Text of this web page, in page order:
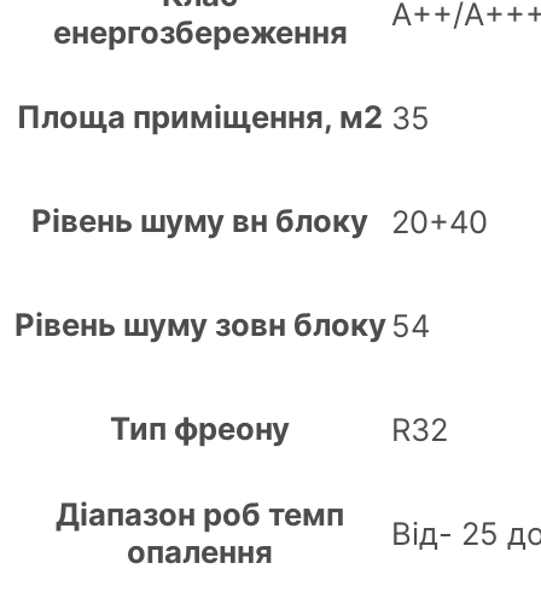
енергозбереження
А++/
Площа приміщення, м2 35
Рівень шуму вн блоку 20+40
Рівень шуму зовн блоку 54
Тип фреону R32
Діапазон роб темп
опалення
Від- 25